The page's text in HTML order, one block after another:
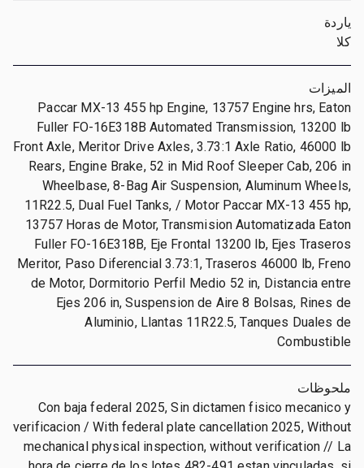
ياردة
كلا
الميزات
Paccar MX-13 455 hp Engine, 13757 Engine hrs, Eaton
Fuller FO-16E318B Automated Transmission, 13200 lb
Front Axle, Meritor Drive Axles, 3.73:1 Axle Ratio, 46000 lb
Rears, Engine Brake, 52 in Mid Roof Sleeper Cab, 206 in
Wheelbase, 8-Bag Air Suspension, Aluminum Wheels,
11R22.5, Dual Fuel Tanks, / Motor Paccar MX-13 455 hp,
13757 Horas de Motor, Transmision Automatizada Eaton
Fuller FO-16E318B, Eje Frontal 13200 lb, Ejes Traseros
Meritor, Paso Diferencial 3.73:1, Traseros 46000 lb, Freno
de Motor, Dormitorio Perfil Medio 52 in, Distancia entre
Ejes 206 in, Suspension de Aire 8 Bolsas, Rines de
Aluminio, Llantas 11R22.5, Tanques Duales de
Combustible
ملحوظات
Con baja federal 2025, Sin dictamen fisico mecanico y
verificacion / With federal plate cancellation 2025, Without
mechanical physical inspection, without verification // La